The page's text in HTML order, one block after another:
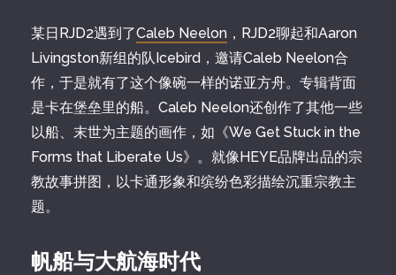
某日RJD2遇到了Caleb Neelon ，RJD2聊起和Aaron
Livingston新组的队Icebird，邀请Caleb Neelon合
作，于是就有了这个像碗一样的诺亚方舟。专辑背面
是卡在堡垒里的船。Caleb Neelon还创作了其他一些
以船、末世为主题的画作，如《We Get Stuck in the
Forms that Liberate Us》。就像HEYE品牌出品的宗
教故事拼图，以卡通形象和缤纷色彩描绘沉重宗教主
题。
帆船与大航海时代